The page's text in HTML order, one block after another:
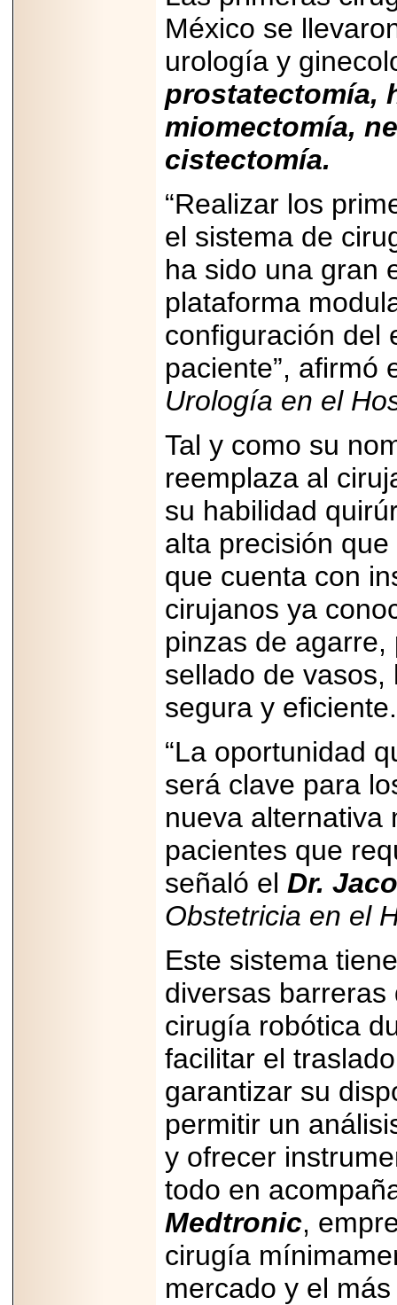
México se
urología y
prostatectomía,
miomectomía,
cistectomía.
“Realizar los
el sistema de
ha sido una gran
plataforma
configuración del
paciente”, afirmó
Urología en el
Tal y como su
reemplaza al
su habilidad
alta precisión
que cuenta con
cirujanos ya
pinzas de
sellado de
segura y eficiente.
“La oportunidad
será clave para
nueva alternativa
pacientes que
señaló el Dr.
Obstetricia en el
Este sistema
diversas
cirugía robótica
facilitar el
garantizar su
permitir un
y ofrecer
todo en
Medtronic,
cirugía
mercado y el